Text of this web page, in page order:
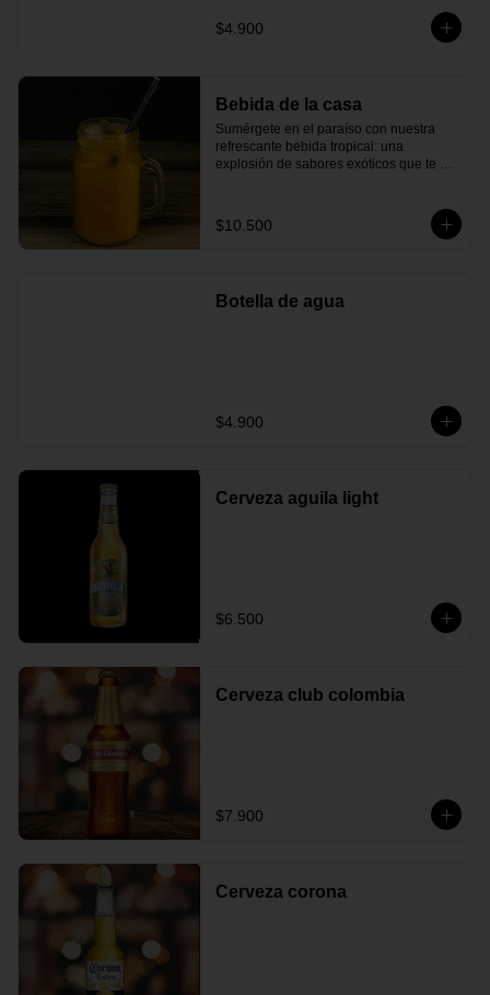
$4.900
Bebida de la casa
Sumérgete en el paraíso con nuestra
refrescante bebida tropical: una
explosión de sabores exóticos que te
el dulce néctar de piña fresca con el
toque ácido del maracuyá y el limón,
$10.500
Botella de agua
$4.900
Cerveza aguila light
$6.500
Cerveza club colombia
$7.900
Cerveza corona